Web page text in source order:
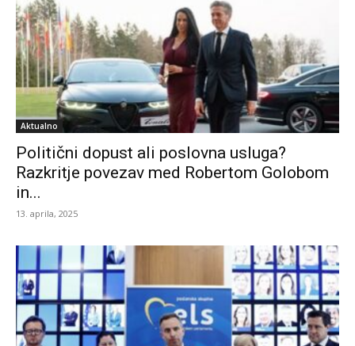
Aktualno
Politični dopust ali poslovna usluga?
Razkritje povezav med Robertom Golobom
in...
13. aprila, 2025